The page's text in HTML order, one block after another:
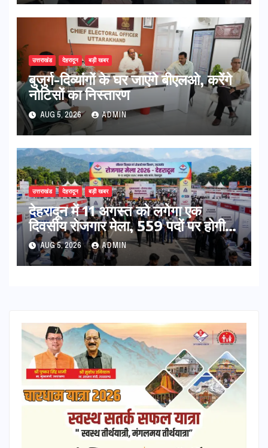
उत्तराखंड देहरादून बड़ी खबर
बुजुर्ग-दिव्यांगों के घर जाएंगे बीएलओ, करेंगे
नोटिसों का निस्तारण
AUG 5, 2026 ADMIN
उत्तराखंड देहरादून बड़ी खबर
​देहरादून में 11 अगस्त को लगेगा एक
दिवसीय रोजगार मेला, 559 पदों पर होगी
भर्तीAUG 5, 2026 ADMIN